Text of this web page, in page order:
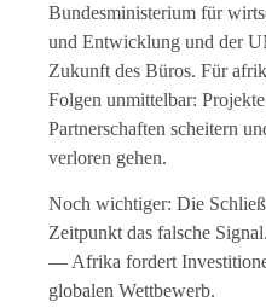
Bundesministerium für
und Entwicklung und der
Zukunft des Büros. Für
Folgen unmittelbar:
Partnerschaften scheitern
verloren gehen.
Noch wichtiger: Die
Zeitpunkt das falsche
— Afrika fordert
globalen Wettbewerb.